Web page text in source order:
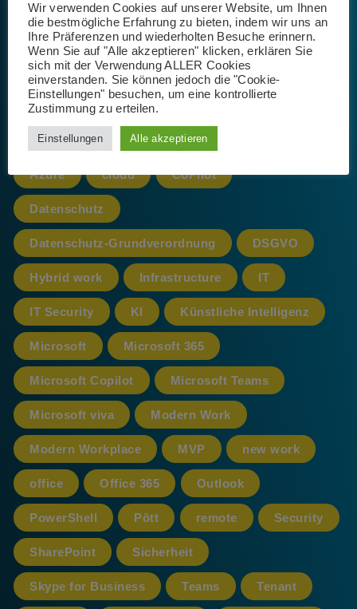
Schlagwörter
365 AI App Artificial Intelligence
Azure cloud CoPilot
Datenschutz
Datenschutz-Grundverordnung DSGVO
Hybrid work Infrastructure IT
IT Security KI Künstliche Intelligenz
Microsoft Microsoft 365
Microsoft Copilot Microsoft Teams
Microsoft viva Modern Work
Modern Workplace MVP new work
office Office 365 Outlook
PowerShell Pött remote Security
SharePoint Sicherheit
Skype for Business Teams Tenant
Wir verwenden Cookies auf unserer Website, um Ihnen
die bestmögliche Erfahrung zu bieten, indem wir uns an
Ihre Präferenzen und wiederholten Besuche erinnern.
Wenn Sie auf "Alle akzeptieren" klicken, erklären Sie
sich mit der Verwendung ALLER Cookies
einverstanden. Sie können jedoch die "Cookie-
Einstellungen" besuchen, um eine kontrollierte
Zustimmung zu erteilen.
Einstellungen Alle akzeptieren